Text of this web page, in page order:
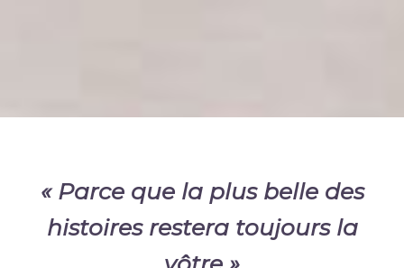
« Parce que la plus belle des
histoires restera toujours la